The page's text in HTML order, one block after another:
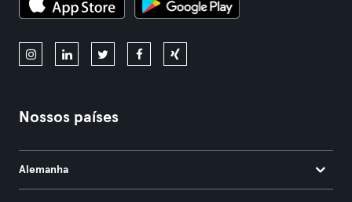
Nossos países
Alemanha